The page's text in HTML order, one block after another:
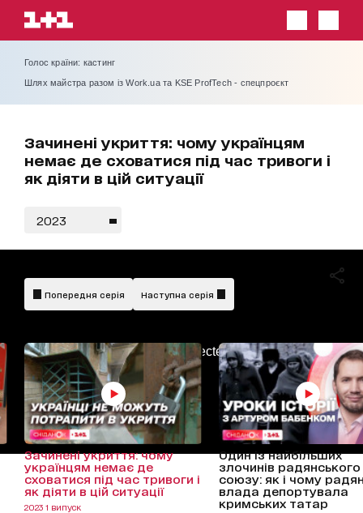
Голос країни: кастинг
Шлях майстра разом із Work.ua та KSE ProfTech - спецпроєкт
Зачинені укриття: чому українцям
немає де сховатися під час тривоги і
як діяти в цій ситуації
2023
AdBlockDetected!
Попередня серія Наступна серія
Зачинені укриття: чому
українцям немає де
сховатися під час тривоги і
як діяти в цій ситуації
2023 1 випуск
Один із найбільших
злочинів радянського
союзу: як і чому
влада депортувала
кримських татар